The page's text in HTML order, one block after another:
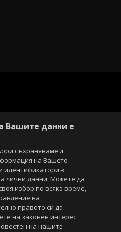
Вашите данни е
съхраняваме и
на Вашето
идентификатори в
лични данни. Можете да
избор по всяко време,
на
правото си да
на законен интерес.
на нашите